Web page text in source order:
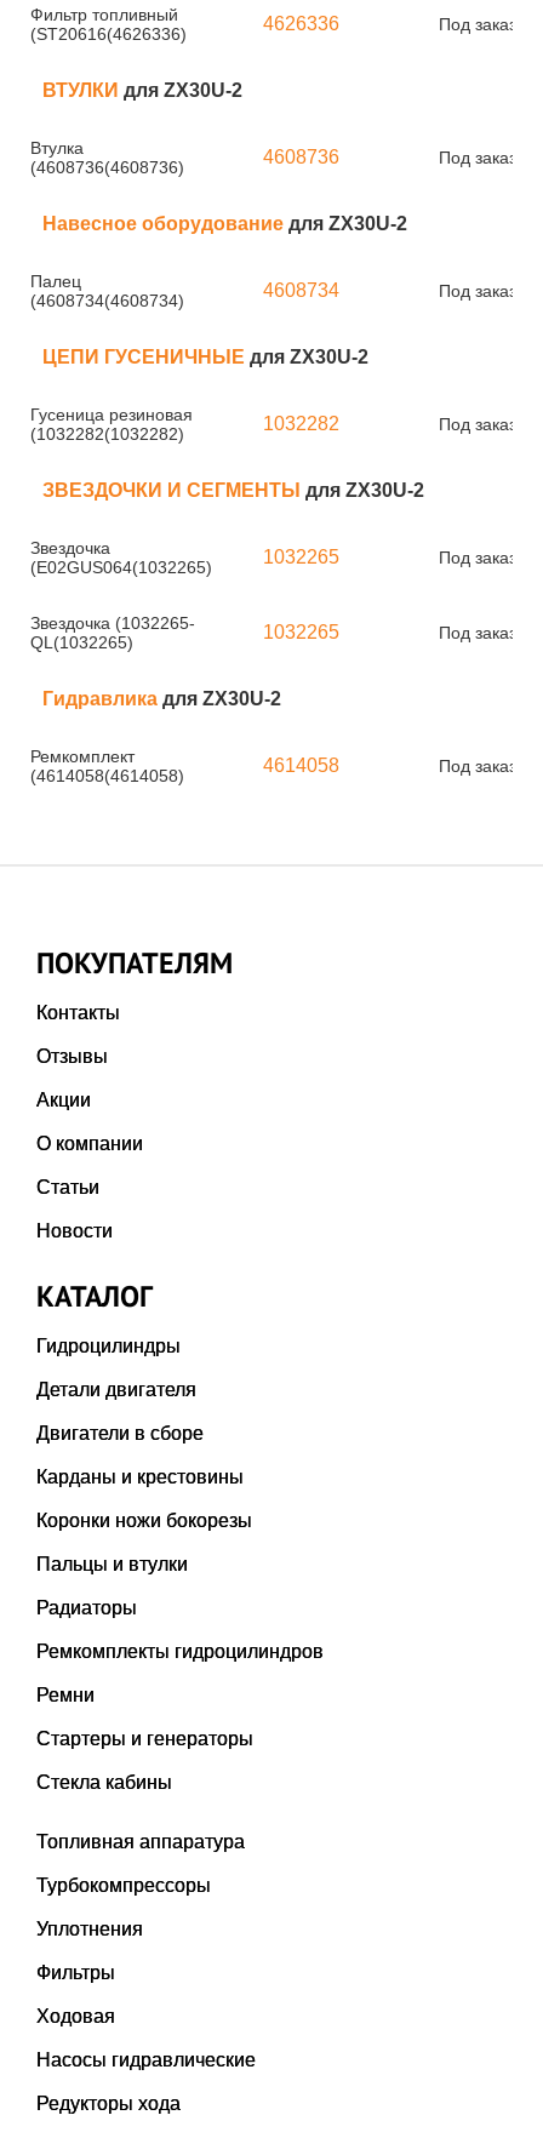
Фильтр топливный
(ST20616(4626336)
4626336 Под заказ
ВТУЛКИ для ZX30U-2
Втулка
(4608736(4608736)
4608736 Под заказ
Навесное оборудование для ZX30U-2
Палец
(4608734(4608734)
4608734 Под заказ
ЦЕПИ ГУСЕНИЧНЫЕ для ZX30U-2
Гусеница резиновая
(1032282(1032282)
1032282 Под заказ
ЗВЕЗДОЧКИ И СЕГМЕНТЫ для ZX30U-2
Звездочка
(E02GUS064(1032265)
1032265 Под заказ
Звездочка (1032265-
QL(1032265)
1032265 Под заказ
Гидравлика для ZX30U-2
Ремкомплект
(4614058(4614058)
4614058 Под заказ
ПОКУПАТЕЛЯМ
Контакты
Отзывы
Акции
О компании
Статьи
Новости
КАТАЛОГ
Гидроцилиндры
Детали двигателя
Двигатели в сборе
Карданы и крестовины
Коронки ножи бокорезы
Пальцы и втулки
Радиаторы
Ремкомплекты гидроцилиндров
Ремни
Стартеры и генераторы
Стекла кабины
Топливная аппаратура
Турбокомпрессоры
Уплотнения
Фильтры
Ходовая
Насосы гидравлические
Редукторы хода